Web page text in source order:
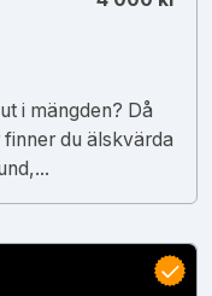
i mängden? Då
du älskvärda